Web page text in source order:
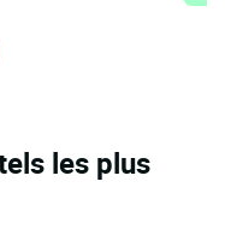
les plus